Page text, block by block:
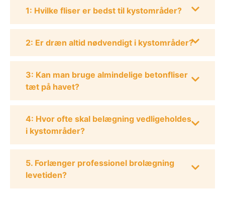
1: Hvilke fliser er bedst til kystområder?
2: Er dræn altid nødvendigt i kystområder?
3: Kan man bruge almindelige betonfliser
tæt på havet?
4: Hvor ofte skal belægning vedligeholdes
i kystområder?
5. Forlænger professionel brolægning
levetiden?